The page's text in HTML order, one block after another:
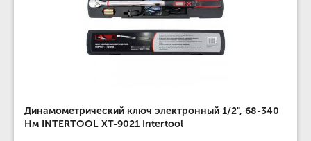
Динамометрический ключ электронный 1/2", 68-340
Нм INTERTOOL XT-9021 Intertool